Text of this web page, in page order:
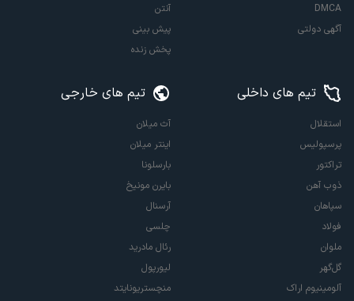
DMCA
آگهی دولتی
آنتن
پیش بینی
پخش زنده
تیم های داخلی
استقلال
پرسپولیس
تراکتور
ذوب آهن
سپاهان
فولاد
ملوان
گل‌گهر
آلومینیوم اراک
تیم های خارجی
آث میلان
اینتر میلان
بارسلونا
بایرن مونیخ
آرسنال
چلسی
رئال مادرید
لیورپول
منچستریونایتد